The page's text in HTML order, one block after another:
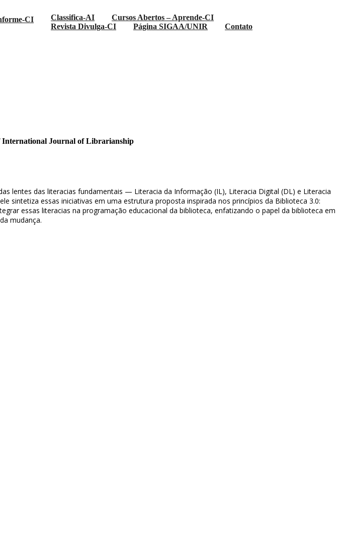
CI Classifica-AI
Cursos Abertos – Aprende-CI
Revista Divulga-CI
Página SIGAA/UNIR Contato
International Journal of Librarianship
lentes das literacias fundamentais — Literacia da Informação (IL), Literacia Digital (DL) e Literacia
sintetiza essas iniciativas em uma estrutura proposta inspirada nos princípios da Biblioteca 3.0:
essas literacias na programação educacional da biblioteca, enfatizando o papel da biblioteca em
mudança.